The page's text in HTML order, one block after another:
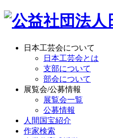
日本工芸会について
日本工芸会とは
支部について
部会について
展覧会/公募情報
展覧会一覧
公募情報
人間国宝紹介
作家検索